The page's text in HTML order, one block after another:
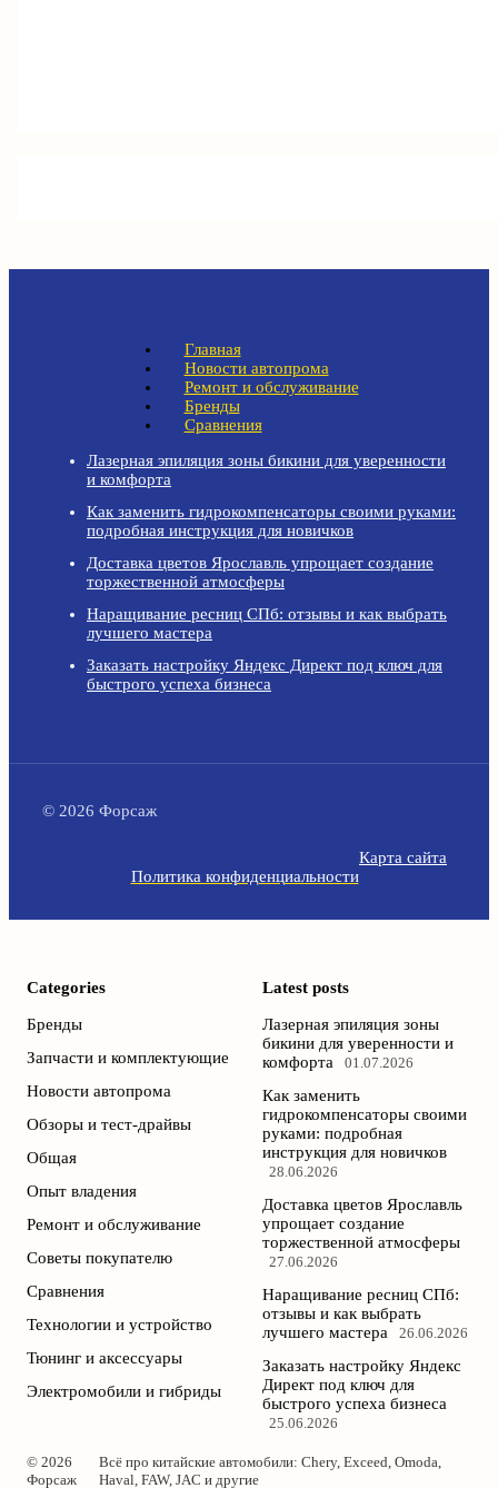
Главная
Новости автопрома
Ремонт и обслуживание
Бренды
Сравнения
Лазерная эпиляция зоны бикини для уверенности
и комфорта
Как заменить гидрокомпенсаторы своими руками:
подробная инструкция для новичков
Доставка цветов Ярославль упрощает создание
торжественной атмосферы
Наращивание ресниц СПб: отзывы и как выбрать
лучшего мастера
Заказать настройку Яндекс Директ под ключ для
быстрого успеха бизнеса
© 2026 Форсаж
Карта сайта
Политика конфиденциальности
Categories
Бренды
Запчасти и комплектующие
Новости автопрома
Обзоры и тест-драйвы
Общая
Опыт владения
Ремонт и обслуживание
Советы покупателю
Сравнения
Технологии и устройство
Тюнинг и аксессуары
Электромобили и гибриды
Latest posts
Лазерная эпиляция зоны
бикини для уверенности и
комфорта
01.07.2026
Как заменить
гидрокомпенсаторы своими
руками: подробная
инструкция для новичков
28.06.2026
Доставка цветов Ярославль
упрощает создание
торжественной атмосферы
27.06.2026
Наращивание ресниц СПб:
отзывы и как выбрать
лучшего мастера
26.06.2026
Заказать настройку Яндекс
Директ под ключ для
быстрого успеха бизнеса
25.06.2026
© 2026
Форсаж
Всё про китайские автомобили: Chery, Exceed, Omoda,
Haval, FAW, JAC и другие